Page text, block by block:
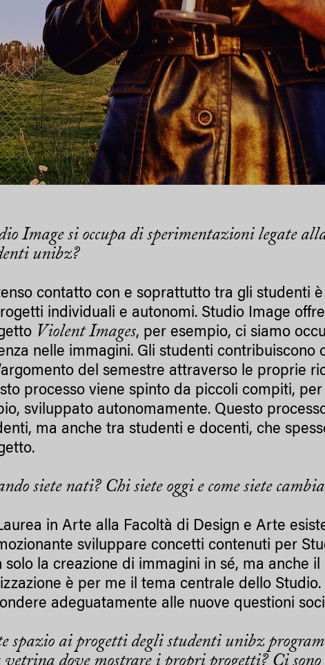
Image si occupa di sperimentazioni legate
unibz?
contatto con e soprattutto tra gli studenti
individuali e autonomi. Studio Image
Violent Images, per esempio, ci siamo
nelle immagini. Gli studenti contribuiscono
del semestre attraverso le proprie
processo viene spinto da piccoli compiti,
sviluppato autonomamente. Questo
ma anche tra studenti e docenti, che
siete nati? Chi siete oggi e come siete
in Arte alla Facoltà di Design e Arte
sviluppare concetti contenuti per
solo la creazione di immagini in sé, ma anche
è per me il tema centrale dello
adeguatamente alle nuove questioni
spazio ai progetti degli studenti unibz